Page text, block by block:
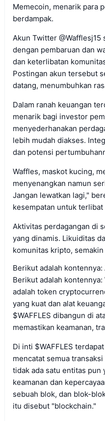
Memecoin, menarik para
berdampak.
Akun Twitter @Wafflesj15
dengan pembaruan dan
dan keterlibatan
Postingan akun tersebut
datang, menumbuhkan
Dalam ranah keuangan
menarik bagi investor
menyederhanakan
lebih mudah diakses.
dan potensi
Waffles, maskot kucing,
menyenangkan namun
Jangan lewatkan lagi,"
kesempatan untuk
Aktivitas perdagangan di
yang dinamis. Likuiditas
komunitas kripto,
Berikut adalah
Berikut adalah
adalah token
yang kuat dan alat
$WAFFLES dibangun di
memastikan keamanan,
Di inti $WAFFLES
mencatat semua
tidak ada satu entitas pun
keamanan dan
sebuah blok, dan blok-
itu disebut "blockchain."